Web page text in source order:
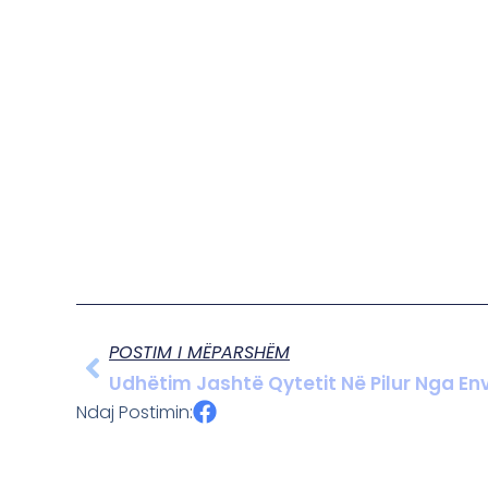
POSTIM I MËPARSHËM
Udhëtim Jashtë Qytetit Në Pilur Nga
Ndaj Postimin: